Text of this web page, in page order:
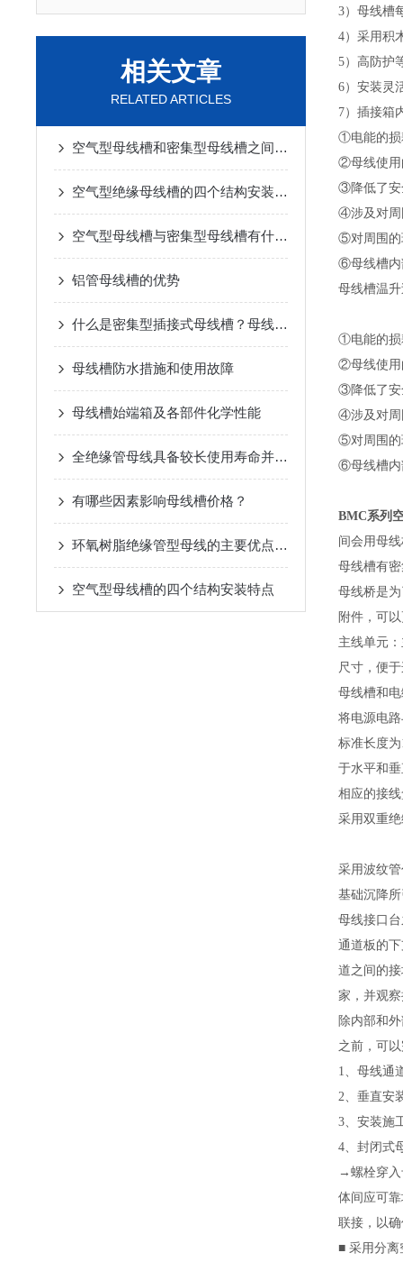
相关文章
RELATED ARTICLES
空气型母线槽和密集型母线槽之间有什么区别
空气型绝缘母线槽的四个结构安装特点
空气型母线槽与密集型母线槽有什么区别？
铝管母线槽的优势
什么是密集型插接式母线槽？母线槽特点介绍
母线槽防水措施和使用故障
母线槽始端箱及各部件化学性能
全绝缘管母线具备较长使用寿命并减少了运行成本
有哪些因素影响母线槽价格？
环氧树脂绝缘管型母线的主要优点是绝缘性能
空气型母线槽的四个结构安装特点
3）母线槽
4）采用积
5）高防护
6）安装灵
7）插接箱
①电能的损
②母线使用
③降低了安
④涉及对周
⑤对周围的
⑥母线槽内
母线槽温
①电能的损
②母线使用
③降低了安
④涉及对周
⑤对周围的
⑥母线槽内
BMC系列
间会用母
母线槽有
母线桥是
附件，可
主线单元
尺寸，便
母线槽和
将电源电
标准长度
于水平和
相应的接
采用双重
采用波纹
基础沉降
母线接口
通道板的
道之间的
家，并观
除内部和
之前，可
1、母线通
2、垂直安
3、安装施
4、封闭式
→螺栓穿
体间应可
联接，以
■ 采用分离